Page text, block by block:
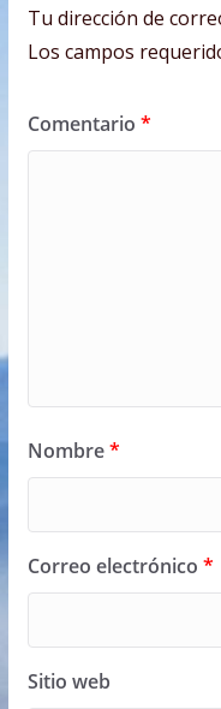
Tu dirección de
Los campos
Comentario *
Nombre*
Correo electrónico *
Sitio web